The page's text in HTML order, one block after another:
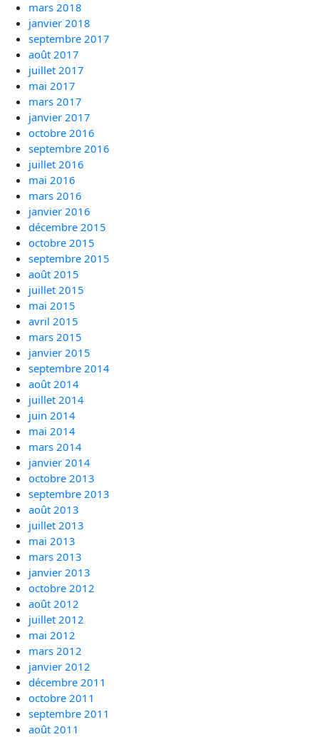
mars 2018
janvier 2018
septembre 2017
août 2017
juillet 2017
mai 2017
mars 2017
janvier 2017
octobre 2016
septembre 2016
juillet 2016
mai 2016
mars 2016
janvier 2016
décembre 2015
octobre 2015
septembre 2015
août 2015
juillet 2015
mai 2015
avril 2015
mars 2015
janvier 2015
septembre 2014
août 2014
juillet 2014
juin 2014
mai 2014
mars 2014
janvier 2014
octobre 2013
septembre 2013
août 2013
juillet 2013
mai 2013
mars 2013
janvier 2013
octobre 2012
août 2012
juillet 2012
mai 2012
mars 2012
janvier 2012
décembre 2011
octobre 2011
septembre 2011
août 2011